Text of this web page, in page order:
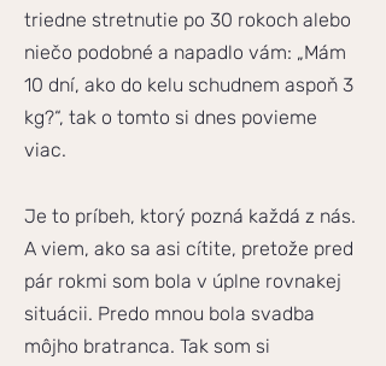
triedne stretnutie po 30 rokoch alebo
niečo podobné a napadlo vám: „Mám
10 dní, ako do kelu schudnem aspoň 3
kg?“, tak o tomto si dnes povieme
viac.
Je to príbeh, ktorý pozná každá z nás.
A viem, ako sa asi cítite, pretože pred
pár rokmi som bola v úplne rovnakej
situácii. Predo mnou bola svadba
môjho bratranca. Tak som si